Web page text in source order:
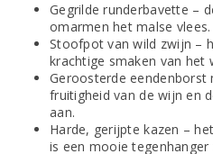
Gegrilde runderbavette –
omarmen het malse vlees.
Stoofpot van wild zwijn –
krachtige smaken van het
Geroosterde eendenborst
fruitigheid van de wijn en
aan.
Harde, gerijpte kazen –
is een mooie